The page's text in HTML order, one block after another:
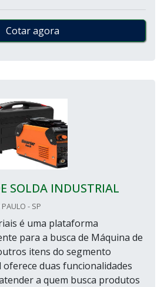
Cotar agora
SOLDA INDUSTRIAL
- SP
é uma plataforma
para a busca de Máquina de
itens do segmento
duas funcionalidades
a quem busca produtos